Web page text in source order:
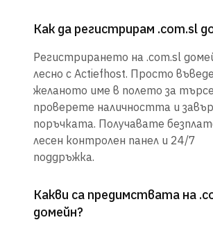
Как да регистрирам .com.sl
Регистрирането на .com.sl
лесно с Actiefhost. Просто
желаното име в полето за
проверете наличността и
поръчката. Получавате
лесен контролен панел и 24/7
поддръжка.
Какви са предимствата на
домейн?